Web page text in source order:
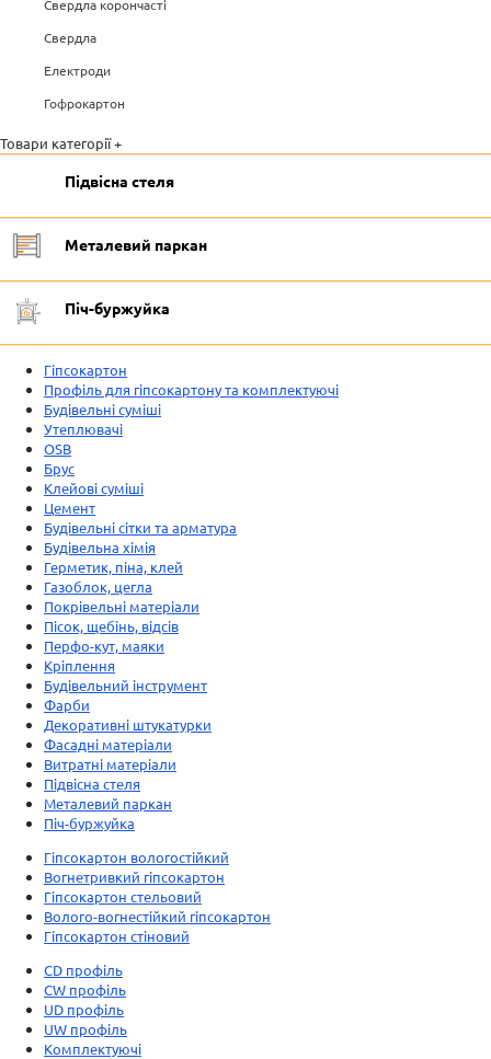
Свердла корончасті
Свердла
Електроди
Гофрокартон
Товари категорії +
Підвісна стеля
Металевий паркан
Піч-буржуйка
Гіпсокартон
Профіль для гіпсокартону та комплектуючі
Будівельні суміші
Утеплювачі
OSB
Брус
Клейові суміші
Цемент
Будівельні сітки та арматура
Будівельна хімія
Герметик, піна, клей
Газоблок, цегла
Покрівельні матеріали
Пісок, щебінь, відсів
Перфо-кут, маяки
Кріплення
Будівельний інструмент
Фарби
Декоративні штукатурки
Фасадні матеріали
Витратні матеріали
Підвісна стеля
Металевий паркан
Піч-буржуйка
Гіпсокартон вологостійкий
Вогнетривкий гіпсокартон
Гіпсокартон стельовий
Волого-вогнестійкий гіпсокартон
Гіпсокартон стіновий
CD профіль
CW профіль
UD профіль
UW профіль
Комплектуючі